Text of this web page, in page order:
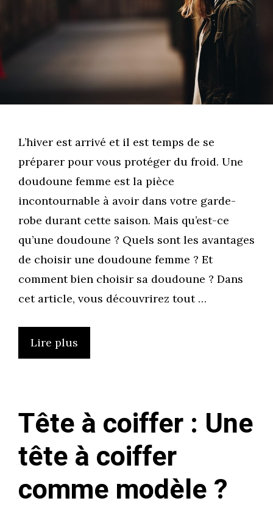
L’hiver est arrivé et il est temps de se
préparer pour vous protéger du froid. Une
doudoune femme est la pièce
incontournable à avoir dans votre garde-
robe durant cette saison. Mais qu’est-ce
qu’une doudoune ? Quels sont les avantages
de choisir une doudoune femme ? Et
comment bien choisir sa doudoune ? Dans
cet article, vous découvrirez tout …
Lire plus
Tête à coiffer : Une
tête à coiffer
comme modèle ?